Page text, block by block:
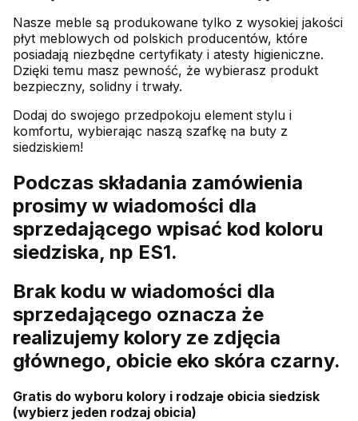
Nasze meble są produkowane tylko z wysokiej jakości
płyt meblowych od polskich producentów, które
posiadają niezbędne certyfikaty i atesty higieniczne.
Dzięki temu masz pewność, że wybierasz produkt
bezpieczny, solidny i trwały.
Dodaj do swojego przedpokoju element stylu i
komfortu, wybierając naszą szafkę na buty z
siedziskiem!
Podczas składania zamówienia
prosimy w wiadomości dla
sprzedającego wpisać kod koloru
siedziska, np ES1.
Brak kodu w wiadomości dla
sprzedającego oznacza że
realizujemy kolory ze zdjęcia
głównego, obicie eko skóra czarny.
Gratis do wyboru kolory i rodzaje obicia siedzisk
(wybierz jeden rodzaj obicia)